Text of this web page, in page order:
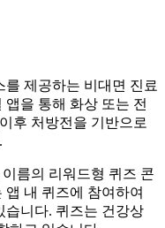
를 제공하는 비대면 진료
을 통해 화상 또는 전
후 처방전을 기반으로
이름의 리워드형 퀴즈 콘
내 퀴즈에 참여하여
습니다. 퀴즈는 건강상